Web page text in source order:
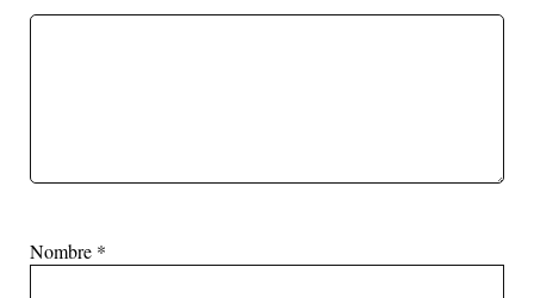
Nombre *